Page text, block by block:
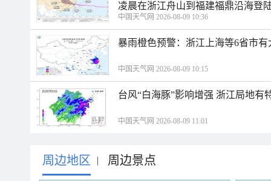
凌晨在浙江舟山到福建福鼎沿海登
中国天气网 2026-08-09 10:36
暴雨橙色预警：浙江上海等6省市
中国天气网 2026-08-09 10:15
台风“白海豚”影响增强 浙江局地有
中国天气网 2026-08-09 11:01
周边地区 | 周边景点